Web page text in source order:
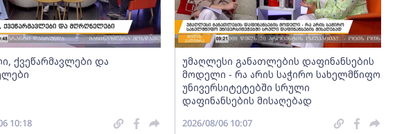
ქვეწარმავლები და
10:18
უმაღლესი განათლების დაფინანსების
მოდელი - რა არის საჭირო სახელმწიფო
უნივერსიტეტებში სრული
დაფინანსების მისაღებად
2026/08/06 10:07